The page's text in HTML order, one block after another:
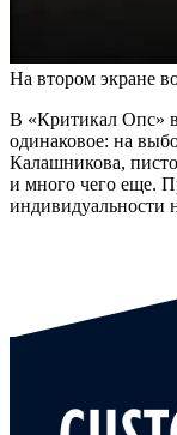
На втором экране
В «Критикал Опс»
одинаковое: на
Калашникова,
и много чего еще.
индивидуальности